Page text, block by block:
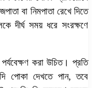
বা নিমপাতা রেখে দিতে
দীর্ঘ সময় ধরে সংরক্ষণে
করা উচিত। প্রতি
পোকা দেখতে পান, তবে